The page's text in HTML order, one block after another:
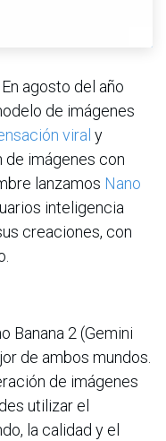
agosto del año
de imágenes
viral y
de imágenes con
lanzamos Nano
inteligencia
creaciones, con
Banana 2 (Gemini
de ambos mundos.
de imágenes
utilizar el
la calidad y el